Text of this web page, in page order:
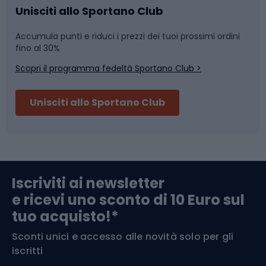
Caschi da ciclismo
Skitouring
Abbigliamento da escursionismo
Nuoto
Pattinaggio
Componenti per biciclette
Arrampicata
Medicina dello sport
Unisciti allo Sportano Club
Accumula punti e riduci i prezzi dei tuoi prossimi ordini
fino al 30%
Scopri il programma fedeltà Sportano Club >
Unisciti allo Sportano Club
Iscriviti ai newsletter
e ricevi uno sconto di 10 Euro sul
tuo acquisto!*
Sconti unici e accesso alle novità solo per gli
iscritti